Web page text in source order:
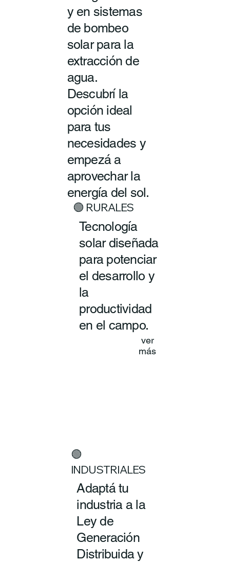
y en sistemas
de bombeo
solar para la
extracción de
agua.
Descubrí la
opción ideal
para tus
necesidades y
empezá a
aprovechar la
energía del sol.
🟢 RURALES
Tecnología
solar diseñada
para potenciar
el desarrollo y
la
productividad
en el campo.
ver
más
🟢
INDUSTRIALES
Adaptá tu
industria a la
Ley de
Generación
Distribuida y